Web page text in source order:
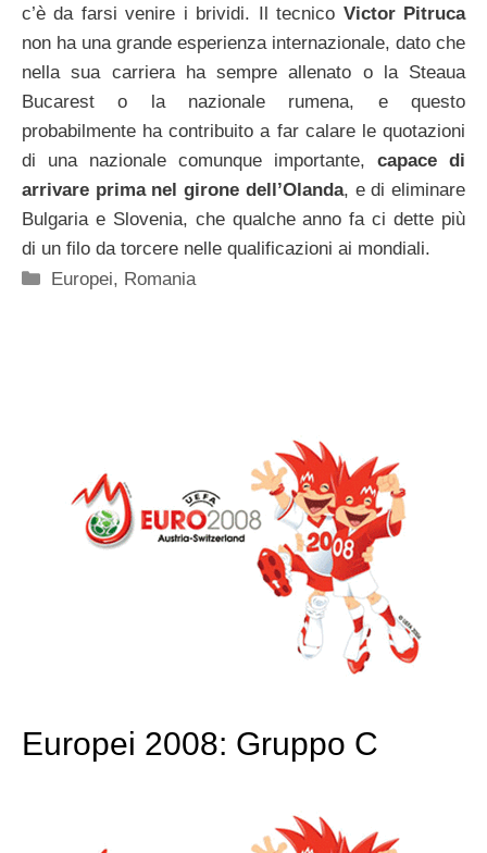
c’è da farsi venire i brividi. Il tecnico Victor Pitruca
non ha una grande esperienza internazionale, dato che
nella sua carriera ha sempre allenato o la Steaua
Bucarest o la nazionale rumena, e questo
probabilmente ha contribuito a far calare le quotazioni
di una nazionale comunque importante, capace di
arrivare prima nel girone dell’Olanda, e di eliminare
Bulgaria e Slovenia, che qualche anno fa ci dette più
di un filo da torcere nelle qualificazioni ai mondiali.
Categorie
Europei, Romania
Europei 2008: Gruppo C